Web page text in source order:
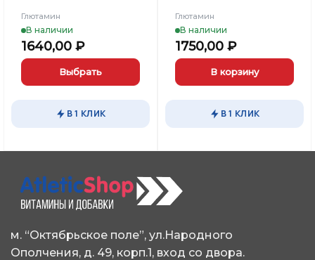
Глютамин
В наличии
1640,00 ₽
Выбрать
вариаций.
можно
выбрать
на
товара.
В 1 КЛИК
Глютамин
В наличии
1750,00 ₽
В корзину
В 1 КЛИК
м. “Октябрьское поле”, ул.Народного
Ополчения, д. 49, корп.1, вход со двора.